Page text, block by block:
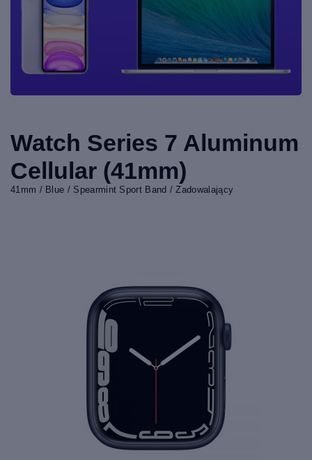
Watch Series 7 Aluminum
Cellular (41mm)
41mm / Blue / Spearmint Sport Band / Zadowalający